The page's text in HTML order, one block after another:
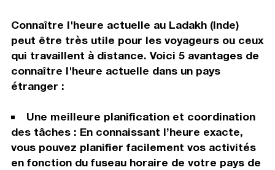
Connaître l'heure actuelle au Ladakh (Inde)
peut être très utile pour les voyageurs ou ceux
qui travaillent à distance. Voici 5 avantages de
connaître l'heure actuelle dans un pays
étranger :
Une meilleure planification et coordination
des tâches : En connaissant l’heure exacte,
vous pouvez planifier facilement vos activités
en fonction du fuseau horaire de votre pays de